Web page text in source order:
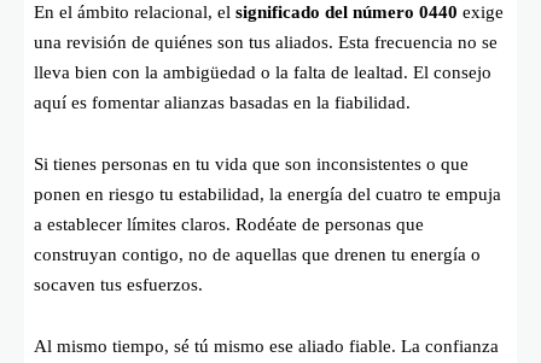
En el ámbito relacional, el significado del número 0440 exige
una revisión de quiénes son tus aliados. Esta frecuencia no se
lleva bien con la ambigüedad o la falta de lealtad. El consejo
aquí es fomentar alianzas basadas en la fiabilidad.
Si tienes personas en tu vida que son inconsistentes o que
ponen en riesgo tu estabilidad, la energía del cuatro te empuja
a establecer límites claros. Rodéate de personas que
construyan contigo, no de aquellas que drenen tu energía o
socaven tus esfuerzos.
Al mismo tiempo, sé tú mismo ese aliado fiable. La confianza